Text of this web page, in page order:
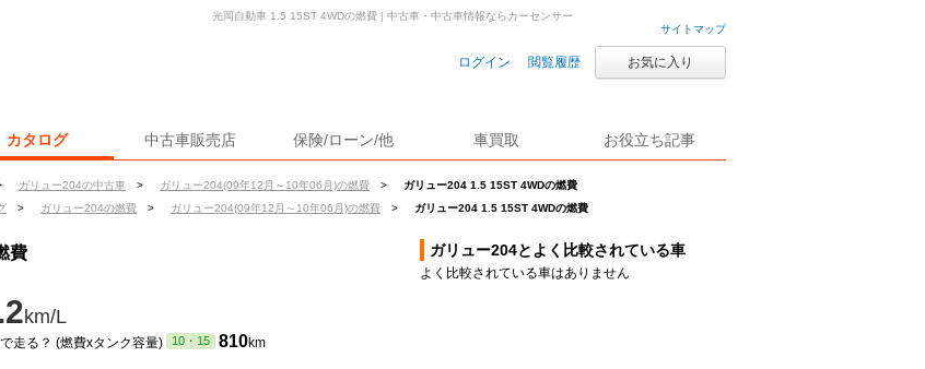
サイトマップ
ログイン 閲覧履歴 お気に入り
カタログ 中古車販売店 保険/ローン/他 車買取 お役立ち記事
ガリュー204の中古車 > ガリュー204(09年12月～10年06月)の燃費 >
ガリュー204 1.5 15ST 4WDの燃費
> ガリュー204の燃費 > ガリュー204(09年12月～10年06月)の燃費 > ガリュー204 1.5 15ST 4WDの燃費
光岡自動車 1.5 15ST 4WDの燃費 | 中古車・中古車情報ならカーセンサー
費
km/L
走る？ (燃費xタンク容量) 10・15 810km
ガリュー204とよく比較されている車
よく比較されている車はありません